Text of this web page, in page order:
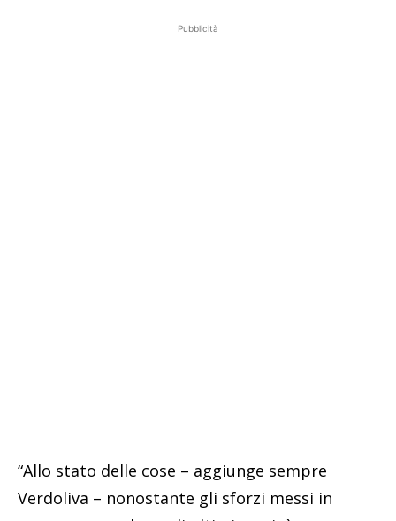
Pubblicità
“Allo stato delle cose – aggiunge sempre
Verdoliva – nonostante gli sforzi messi in